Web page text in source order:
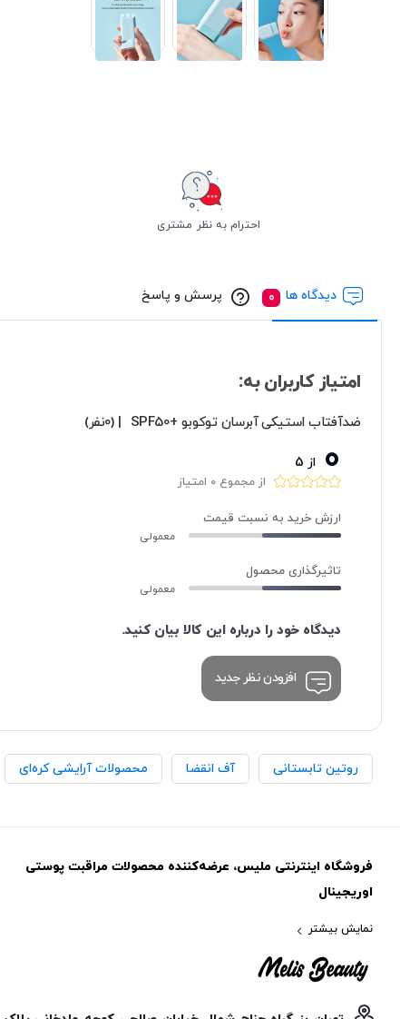
احترام به نظر مشتری
دیدگاه ها پرسش و پاسخ
امتیاز کاربران به:
ضدآفتاب استیکی آبرسان توکوبو +SPF50 | (0نفر)
0 از 5
از مجموع 0 امتیاز
ارزش خرید به نسبت قیمت
معمولی
تاثیرگذاری محصول
معمولی
دیدگاه خود را درباره این کالا بیان کنید.
افزودن نظر جدید
روتین تابستانی آف انقضا محصولات آرایشی کره‌ای
فروشگاه اینترنتی ملیس، عرضه‌کننده محصولات مراقبت پوستی
اوریجینال
نمایش بیشتر